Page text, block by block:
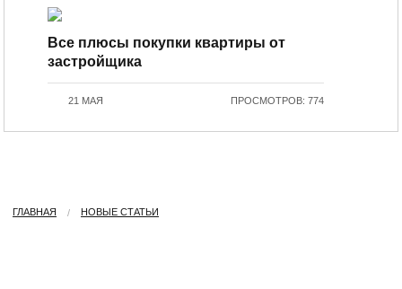
Все плюсы покупки квартиры от
застройщика
21 МАЯ ПРОСМОТРОВ: 774
ГЛАВНАЯ НОВЫЕ СТАТЬИ